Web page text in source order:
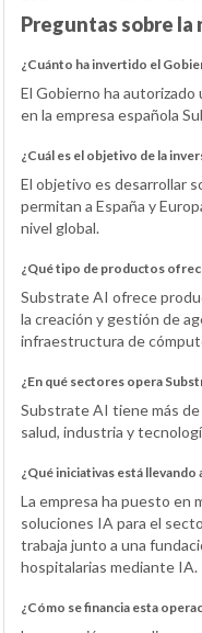
Preguntas sobre la
¿Cuánto ha invertido el
El Gobierno ha autorizado
en la empresa española
¿Cuál es el objetivo de la
El objetivo es desarrollar
permitan a España y
nivel global.
¿Qué tipo de productos
Substrate AI ofrece
la creación y gestión de
infraestructura de
¿En qué sectores opera
Substrate AI tiene más
salud, industria y
¿Qué iniciativas está llevando
La empresa ha puesto en
soluciones IA para el
trabaja junto a una
hospitalarias mediante IA.
¿Cómo se financia esta